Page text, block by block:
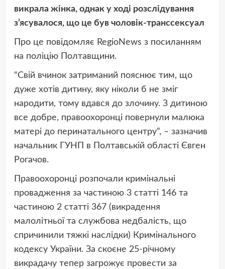
викрала жінка, однак у ході розслідування
з’ясувалося, що це був чоловік-транссексуал
Про це повідомляє RegioNews з посиланням
на поліцію Полтавщини.
“Свій вчинок затриманий пояснює тим, що
дуже хотів дитину, яку ніколи б не зміг
народити, тому вдався до злочину. З дитиною
все добре, правоохоронці повернули малюка
матері до перинатального центру”, – зазначив
начальник ГУНП в Полтавській області Євген
Рогачов.
Правоохоронці розпочали кримінальні
провадження за частиною 3 статті 146 та
частиною 2 статті 367 (викрадення
малолітньої та службова недбалість, що
спричинили тяжкі наслідки) Кримінального
кодексу України. За скоєне 25-річному
викрадачу тепер загрожує провести за